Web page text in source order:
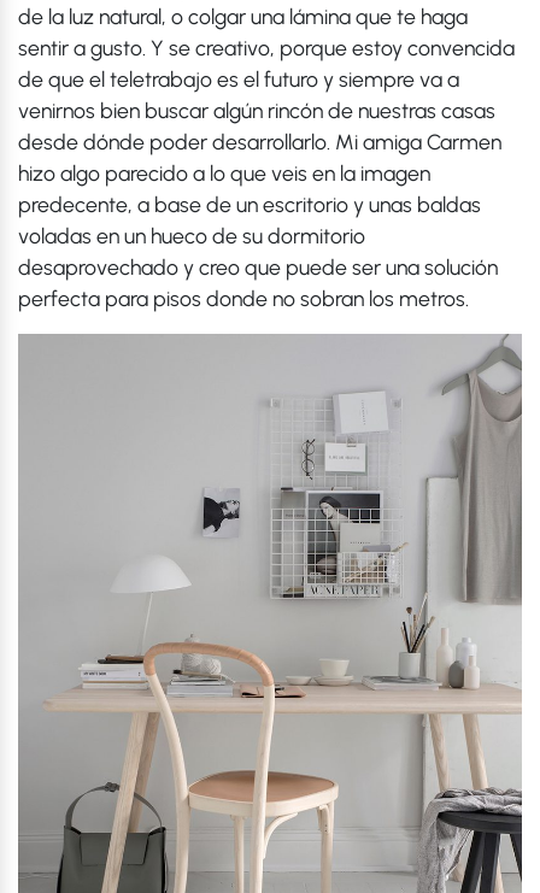
de la luz natural, o colgar una lámina que te haga
sentir a gusto. Y se creativo, porque estoy convencida
de que el teletrabajo es el futuro y siempre va a
venirnos bien buscar algún rincón de nuestras casas
desde dónde poder desarrollarlo. Mi amiga Carmen
hizo algo parecido a lo que veis en la imagen
predecente, a base de un escritorio y unas baldas
voladas en un hueco de su dormitorio
desaprovechado y creo que puede ser una solución
perfecta para pisos donde no sobran los metros.